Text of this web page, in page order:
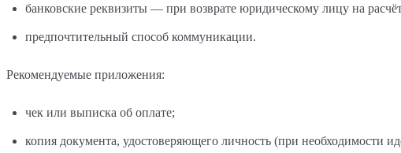
банковские реквизиты — при возврате юридическому лицу на
предпочтительный способ коммуникации.
Рекомендуемые приложения:
чек или выписка об оплате;
копия документа, удостоверяющего личность (при необходимости